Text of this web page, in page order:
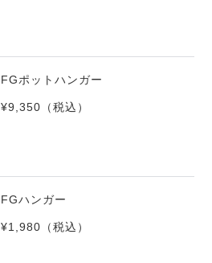
FGポットハンガー
¥9,350 （税込）
FGハンガー
¥1,980 （税込）